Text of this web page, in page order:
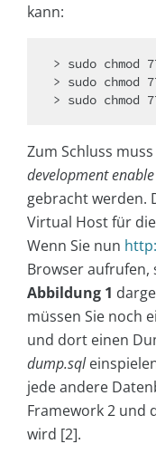
kann:
> sudo chmod
> sudo chmod
> sudo chmod
Zum Schluss
development enable
gebracht werden.
Virtual Host für
Wenn Sie nun
Browser aufrufen,
Abbildung 1
müssen Sie noch
und dort einen
dump.sql
jede andere
Framework 2 und
wird [2].